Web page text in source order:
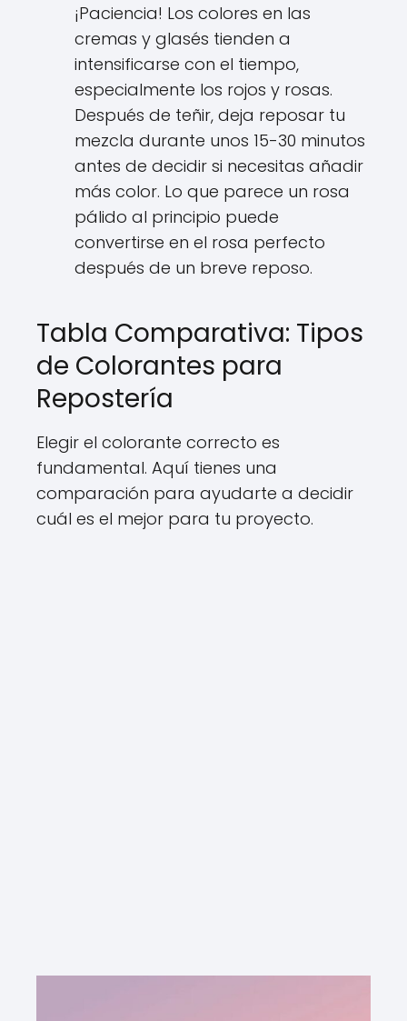
¡Paciencia! Los colores en las
cremas y glasés tienden a
intensificarse con el tiempo,
especialmente los rojos y rosas.
Después de teñir, deja reposar tu
mezcla durante unos 15-30 minutos
antes de decidir si necesitas añadir
más color. Lo que parece un rosa
pálido al principio puede
convertirse en el rosa perfecto
después de un breve reposo.
Tabla Comparativa: Tipos
de Colorantes para
Repostería
Elegir el colorante correcto es
fundamental. Aquí tienes una
comparación para ayudarte a decidir
cuál es el mejor para tu proyecto.